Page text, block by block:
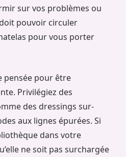
sur vos problèmes ou
doit pouvoir circuler
pour vous porter
pensée pour être
Privilégiez des
des dressings sur-
aux lignes épurées. Si
dans votre
ne soit pas surchargée